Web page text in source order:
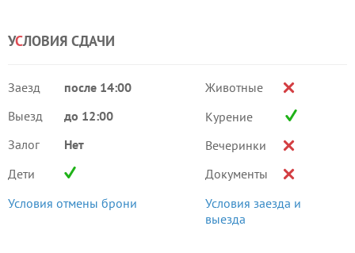
УСЛОВИЯ СДАЧИ
Заезд
после 14:00
Выезд
до 12:00
Залог
Нет
Дети
Условия отмены брони
Животные
Курение
Вечеринки
Документы
Условия заезда и
выезда